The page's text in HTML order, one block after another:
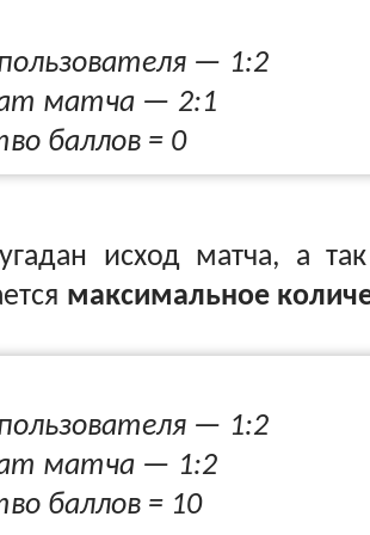
— 1:2
матча — 2:1
баллов = 0
исход матча, а
максимальное
— 1:2
матча — 1:2
баллов = 10